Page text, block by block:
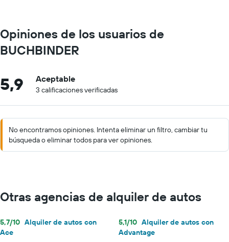
Opiniones de los usuarios de
BUCHBINDER
5,9 Aceptable
3 calificaciones verificadas
No encontramos opiniones. Intenta eliminar un filtro, cambiar tu
búsqueda o eliminar todos para ver opiniones.
Otras agencias de alquiler de autos
5,7/10 Alquiler de autos con
Ace
5,1/10 Alquiler de autos con
Advantage